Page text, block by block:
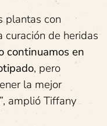
plantas con
de heridas
continuamos en
, pero
la mejor
amplió Tiffany